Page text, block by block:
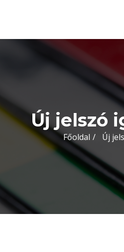
Új jelszó
Főoldal Új